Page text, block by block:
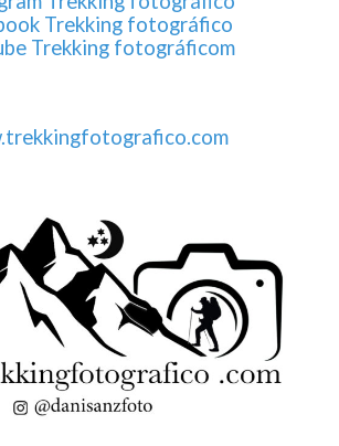
Trekking fotográfico
Trekking fotográficom